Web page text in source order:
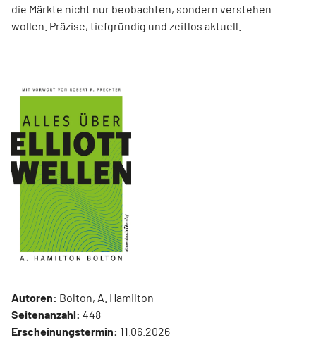
die Märkte nicht nur beobachten, sondern verstehen
wollen. Präzise, tiefgründig und zeitlos aktuell.
Autoren: Bolton, A. Hamilton
Seitenanzahl: 448
Erscheinungstermin: 11.06.2026